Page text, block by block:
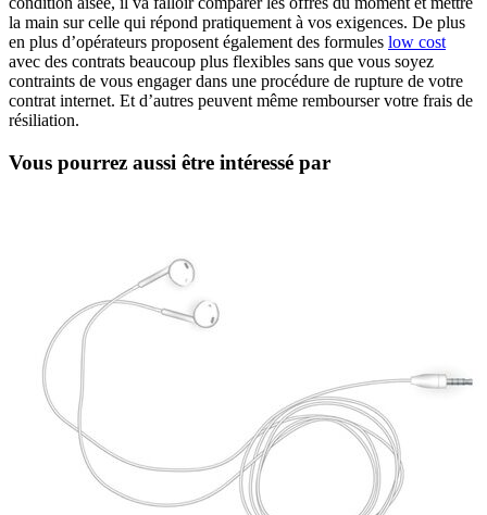
la main sur celle qui répond pratiquement à vos exigences. De plus
en plus d’opérateurs proposent également des formules low cost
avec des contrats beaucoup plus flexibles sans que vous soyez
contraints de vous engager dans une procédure de rupture de votre
contrat internet. Et d’autres peuvent même rembourser votre frais de
résiliation.
Vous pourrez aussi être intéressé par